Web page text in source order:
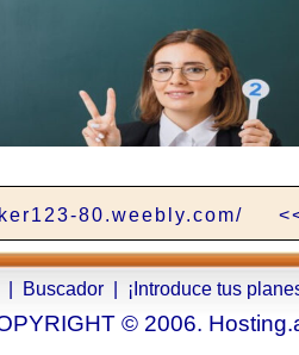
80.weebly.com/
Buscador ¡Introduce tus
© 2006.